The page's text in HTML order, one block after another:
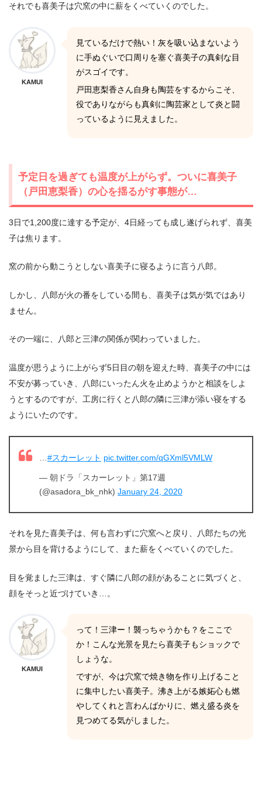
それでも喜美子は穴窯の中に薪をくべていくのでした。
KAMUI
見ているだけで熱い！灰を吸い込まないよう
に手ぬぐいで口周りを塞ぐ喜美子の真剣な目
がスゴイです。
戸田恵梨香さん自身も陶芸をするからこそ、
役でありながらも真剣に陶芸家として炎と闘
っているように見えました。
予定日を過ぎても温度が上がらず。ついに喜美子
（戸田恵梨香）の心を揺るがす事態が…
3日で1,200度に達する予定が、4日経っても成し遂げられず、喜美
子は焦ります。
窯の前から動こうとしない喜美子に寝るように言う八郎。
しかし、八郎が火の番をしている間も、喜美子は気が気ではあり
ません。
その一端に、八郎と三津の関係が関わっていました。
温度が思うように上がらず5日目の朝を迎えた時、喜美子の中には
不安が募っていき、八郎にいったん火を止めようかと相談をしよ
うとするのですが、工房に行くと八郎の隣に三津が添い寝をする
ようにいたのです。
#スカーレット pic.twitter.com/qGXml5VMLW
— 朝ドラ「スカーレット」第17週
(@asadora_bk_nhk) January 24, 2020
それを見た喜美子は、何も言わずに穴窯へと戻り、八郎たちの光
景から目を背けるようにして、また薪をくべていくのでした。
目を覚ました三津は、すぐ隣に八郎の顔があることに気づくと、
顔をそっと近づけていき…。
KAMUI
って！三津ー！襲っちゃうかも？をここで
か！こんな光景を見たら喜美子もショックで
しょうな。
ですが、今は穴窯で焼き物を作り上げること
に集中したい喜美子。沸き上がる嫉妬心も燃
やしてくれと言わんばかりに、燃え盛る炎を
見つめてる気がしました。